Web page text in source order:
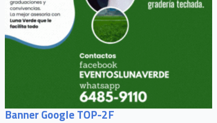
Banner Google TOP-2F